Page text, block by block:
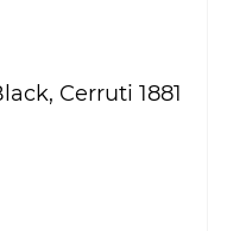
Cerruti 1881